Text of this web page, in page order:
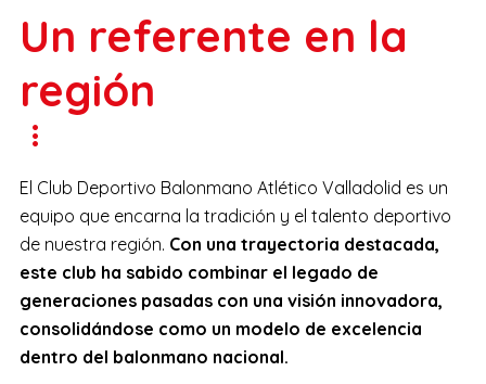
Un referente en la
región
El Club Deportivo Balonmano Atlético Valladolid es un
equipo que encarna la tradición y el talento deportivo
de nuestra región. Con una trayectoria destacada,
este club ha sabido combinar el legado de
generaciones pasadas con una visión innovadora,
consolidándose como un modelo de excelencia
dentro del balonmano nacional.